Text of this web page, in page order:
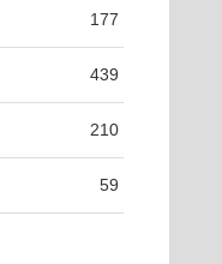
177
439
210
59